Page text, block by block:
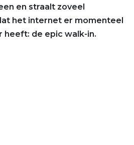
en straalt zoveel
het internet er momenteel
heeft: de epic walk-in.